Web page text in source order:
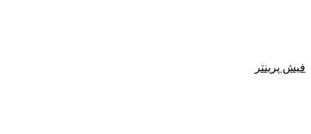
فیش پرینتر